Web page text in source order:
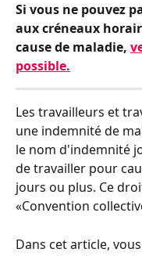
Si vous ne pouvez
aux créneaux
cause de maladie,
possible.
Les travailleurs et
une indemnité de
le nom d'indemnité
de travailler pour
jours ou plus. Ce
«Convention
Dans cet article,